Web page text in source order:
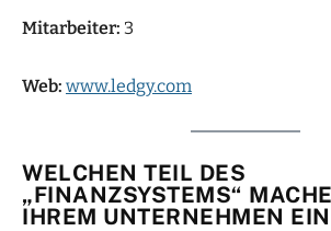
Mitarbeiter: 3
Web: www.ledgy.com
WELCHEN TEIL DES
„FINANZSYSTEMS“
IHREM UNTERNEHMEN